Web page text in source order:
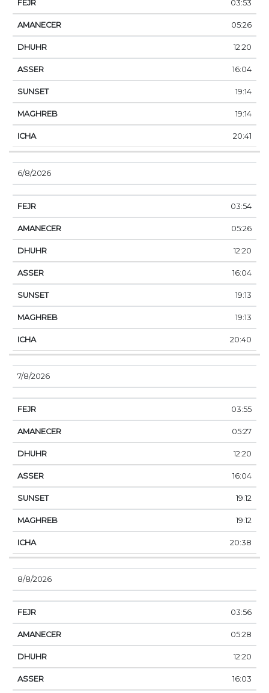
03:53
05:26
12:20
16:04
19:14
19:14
20:41
6/8/2026
03:54
05:26
12:20
16:04
19:13
19:13
20:40
7/8/2026
03:55
05:27
12:20
16:04
19:12
19:12
20:38
8/8/2026
03:56
05:28
12:20
16:03